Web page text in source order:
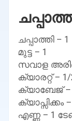
ചപ്പാത്തി – 1
മുട്ട – 1
സവാള
ക്യാരറ്റ് –
ക്യാബേജ് –
എണ്ണ – 1